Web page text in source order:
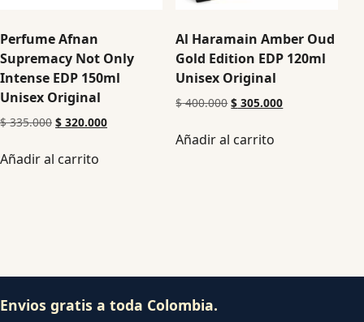
Perfume Afnan
Supremacy Not Only
Intense EDP 150ml
Unisex Original
$335.000 $ 320.000
Añadir al carrito
Al Haramain Amber Oud
Gold Edition EDP 120ml
Unisex Original
$400.000 $ 305.000
Añadir al carrito
Envios gratis a toda Colombia.